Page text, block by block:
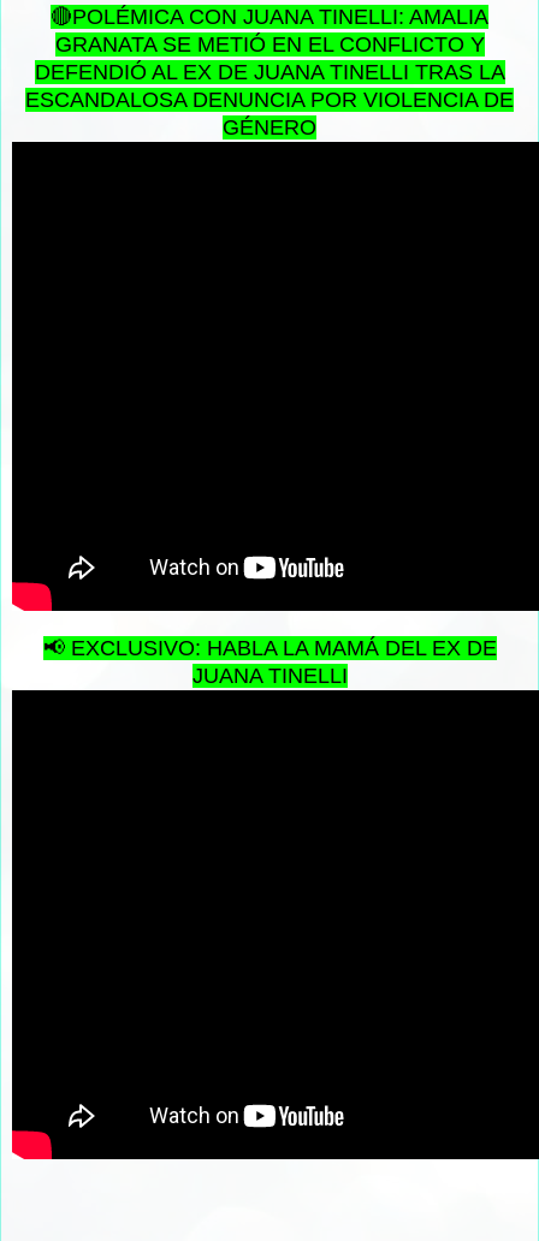
🔴POLÉMICA CON JUANA TINELLI: AMALIA
GRANATA SE METIÓ EN EL CONFLICTO Y
DEFENDIÓ AL EX DE JUANA TINELLI TRAS LA
ESCANDALOSA DENUNCIA POR VIOLENCIA DE
GÉNERO
📢 EXCLUSIVO: HABLA LA MAMÁ DEL EX DE
JUANA TINELLI